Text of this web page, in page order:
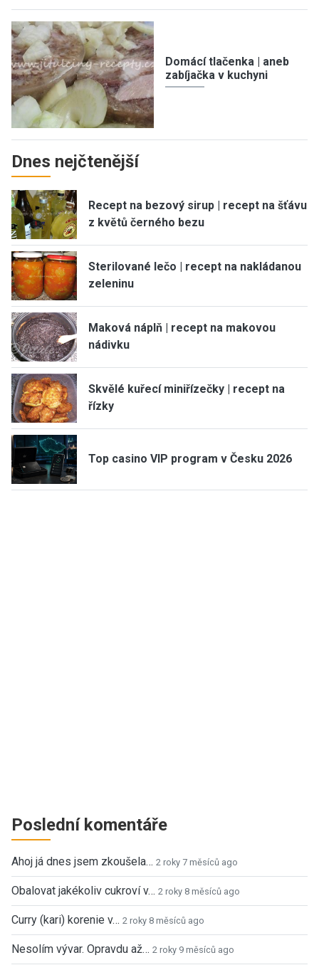
Domácí tlačenka | aneb
zabíjačka v kuchyni
Dnes nejčtenější
Recept na bezový sirup | recept na šťávu
z květů černého bezu
Sterilované lečo | recept na nakládanou
zeleninu
Maková náplň | recept na makovou
nádivku
Skvělé kuřecí miniřízečky | recept na
řízky
Top casino VIP program v Česku 2026
Poslední komentáře
Ahoj já dnes jsem zkoušela… 2 roky 7 měsíců ago
Obalovat jakékoliv cukroví v… 2 roky 8 měsíců ago
Curry (kari) korenie v… 2 roky 8 měsíců ago
Nesolím vývar. Opravdu až… 2 roky 9 měsíců ago